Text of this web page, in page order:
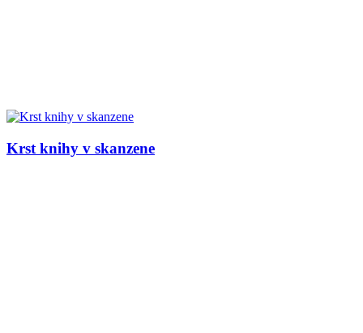
Krst knihy v skanzene